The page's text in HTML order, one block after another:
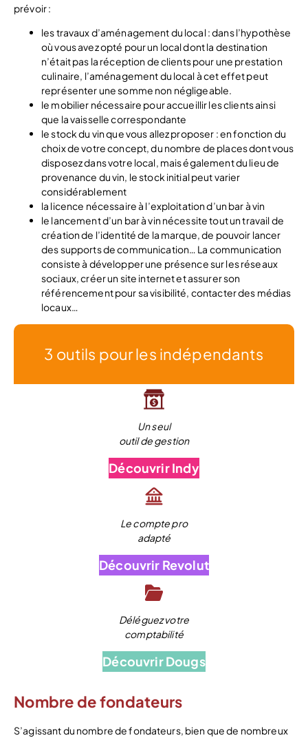
prévoir :
les travaux d’aménagement du local : dans l’hypothèse
où vous avez opté pour un local dont la destination
n’était pas la réception de clients pour une prestation
culinaire, l’aménagement du local à cet effet peut
représenter une somme non négligeable.
le mobilier nécessaire pour accueillir les clients ainsi
que la vaisselle correspondante
le stock du vin que vous allez proposer : en fonction du
choix de votre concept, du nombre de places dont vous
disposez dans votre local, mais également du lieu de
provenance du vin, le stock initial peut varier
considérablement
la licence nécessaire à l’exploitation d’un bar à vin
le lancement d’un bar à vin nécessite tout un travail de
création de l’identité de la marque, de pouvoir lancer
des supports de communication… La communication
consiste à développer une présence sur les réseaux
sociaux, créer un site internet et assurer son
référencement pour sa visibilité, contacter des médias
locaux…
3 outils pour les indépendants
Un seul
outil de gestion
Découvrir Indy
Le compte pro
adapté
Découvrir Revolut
Déléguez votre
comptabilité
Découvrir Dougs
Nombre de fondateurs
S’agissant du nombre de fondateurs, bien que de nombreux